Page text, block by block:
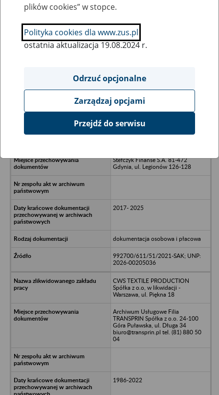
SZUKAJ
Ukryj wszystkie pozycje bazy
Aspida Comms Uzdrowski Spółka
Stefczyk Finanse S.A. 81-472
Gdynia, ul. Legionów 126-128
2017- 2025
dokumentacja osobowa i płacowa
992700/611/51/2021-SAK; UNP:
2026-00205036
CWS TEXTILE PRODUCTION
Spółka z o.o, w likwidacji -
Warszawa, ul. Piękna 18
Archiwum Usługowe Filia
TRANSPRIN Spółka z o.o. 24-100
Góra Puławska, ul. Długa 34
biuro@transprin.pl tel. (81) 880 50
04
1986-2022
plików cookies” w stopce.
Polityka cookies dla www.zus.pl
ostatnia aktualizacja 19.08.2024 r.
Odrzuć opcjonalne
Zarządzaj opcjami
Przejdź do serwisu